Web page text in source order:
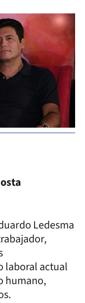
Ledesma
laboral actual
humano,